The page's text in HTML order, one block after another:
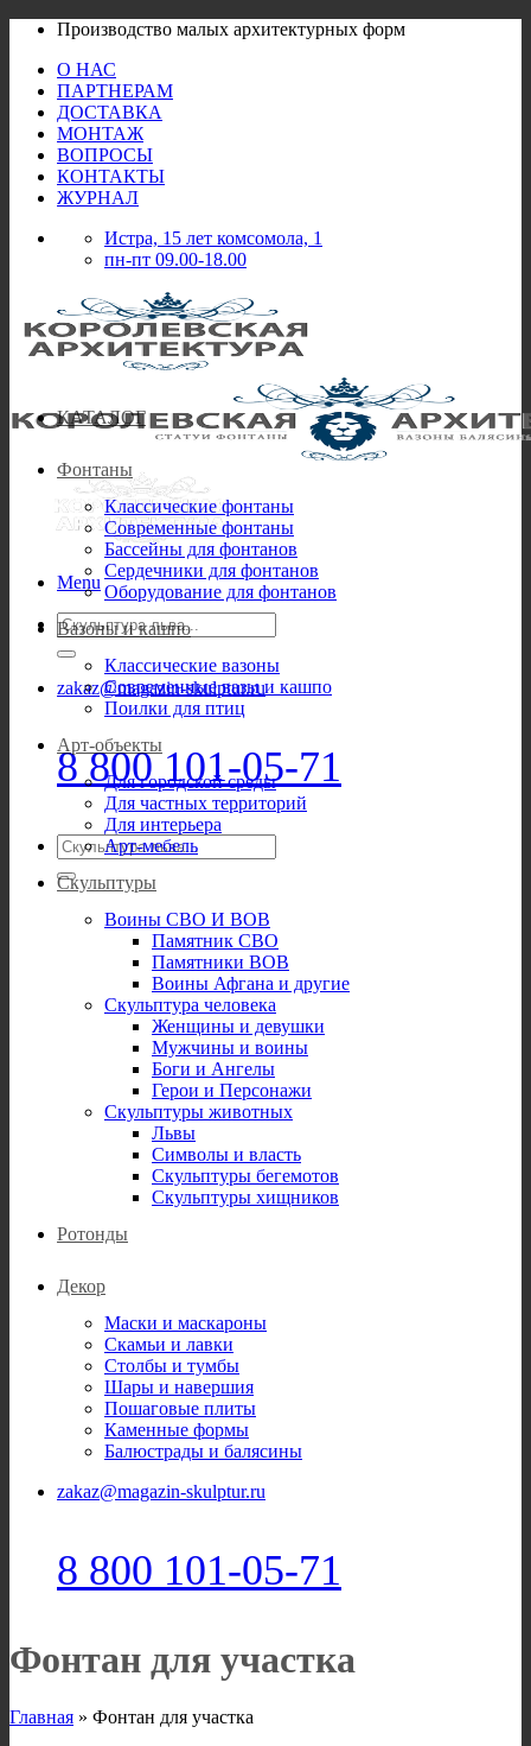
Skip
content
Производство малых архитектурных форм
О НАС
ПАРТНЕРАМ
ДОСТАВКА
МОНТАЖ
ВОПРОСЫ
КОНТАКТЫ
ЖУРНАЛ
Истра, 15 лет комсомола, 1
пн-пт 09.00-18.00
Menu
Искать:
zakaz@magazin-skulptur.ru
8 800 101-05-71
Искать:
КАТАЛОГ
Фонтаны
Классические фонтаны
Современные фонтаны
Бассейны для фонтанов
Сердечники для фонтанов
Оборудование для фонтанов
Вазоны и кашпо
Классические вазоны
Современные вазы и кашпо
Поилки для птиц
Арт-объекты
Для городской среды
Для частных территорий
Для интерьера
Арт-мебель
Скульптуры
Воины СВО И ВОВ
Памятник СВО
Памятники ВОВ
Воины Афгана и другие
Скульптура человека
Женщины и девушки
Мужчины и воины
Боги и Ангелы
Герои и Персонажи
Скульптуры животных
Львы
Символы и власть
Скульптуры бегемотов
Скульптуры хищников
Ротонды
Декор
Маски и маскароны
Скамьи и лавки
Столбы и тумбы
Шары и навершия
Пошаговые плиты
Каменные формы
Балюстрады и балясины
zakaz@magazin-skulptur.ru
8 800 101-05-71
Фонтан для участка
Главная » Фонтан для участка